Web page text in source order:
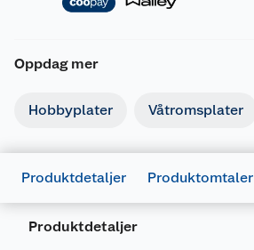
Oppdag mer
Hobbyplater Våtromsplater
Produktdetaljer Produktomtaler
Produktdetaljer